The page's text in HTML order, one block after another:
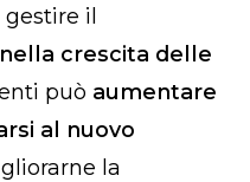
il
crescita delle
può aumentare
al nuovo
la